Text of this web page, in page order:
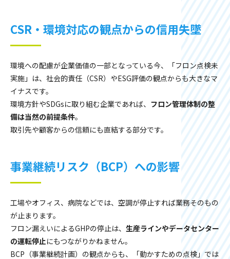
CSR・環境対応の観点からの信用失墜
環境への配慮が企業価値の一部となっている今、「フロン点検未
実施」は、社会的責任（CSR）やESG評価の観点からも大きなマ
イナスです。
環境方針やSDGsに取り組む企業であれば、 フロン管理体制の整
備は当然の前提条件。
取引先や顧客からの信頼にも直結する部分です。
事業継続リスク（BCP）への影響
工場やオフィス、病院などでは、空調が停止すれば業務そのもの
が止まります。
フロン漏えいによるGHPの停止は、 生産ラインやデータセンター
の運転停止にもつながりかねません。
BCP（事業継続計画）の観点からも、「動かすための点検」では